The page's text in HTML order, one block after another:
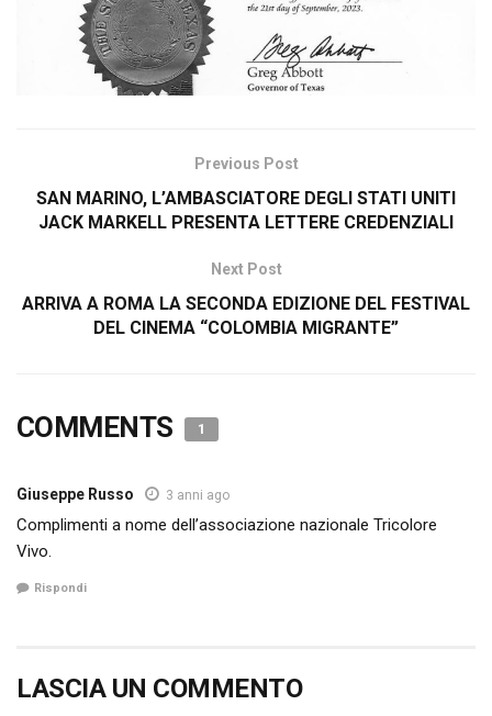
Previous Post
SAN MARINO, L’AMBASCIATORE DEGLI STATI UNITI
JACK MARKELL PRESENTA LETTERE CREDENZIALI
Next Post
ARRIVA A ROMA LA SECONDA EDIZIONE DEL FESTIVAL
DEL CINEMA “COLOMBIA MIGRANTE”
COMMENTS 1
Giuseppe Russo 3 anni ago
Complimenti a nome dell’associazione nazionale Tricolore
Vivo.
Rispondi
LASCIA UN COMMENTO